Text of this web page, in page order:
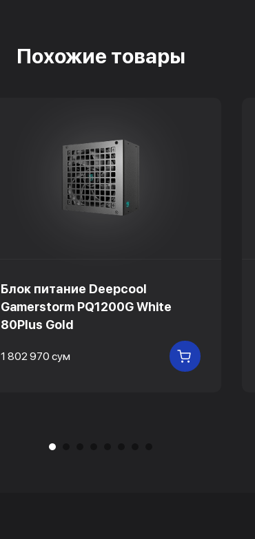
Похожие товары
Блок питание Deepcool
Gamerstorm PQ1200G White
80Plus Gold
1 802 970 сум В КОРЗИНУ